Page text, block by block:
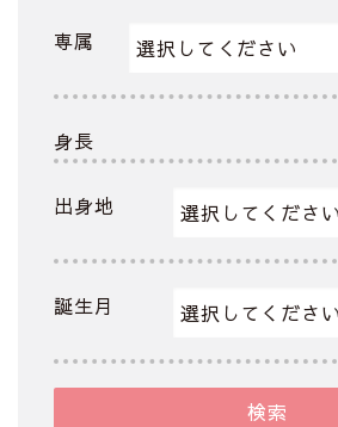
専属
身長
出身地
誕生月
検索